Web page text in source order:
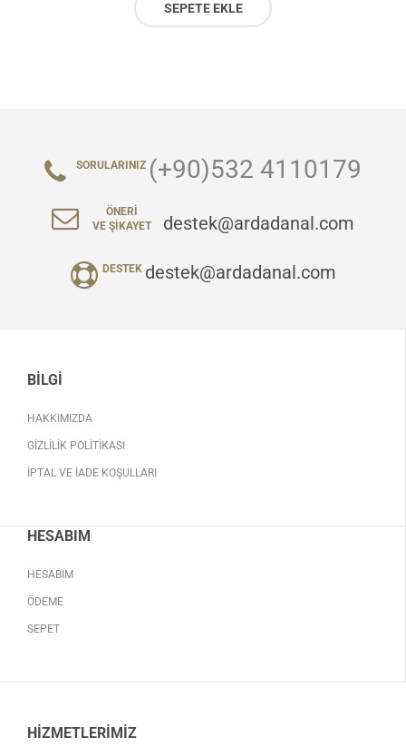
SEPETE EKLE
SORULARINIZ (+90)532 4110179
ÖNERI
VE ŞIKAYET
destek@ardadanal.com
DESTEK destek@ardadanal.com
BILGI
HAKKIMIZDA
GIZLILIK POLITIKASI
İPTAL VE İADE KOŞULLARI
HESABIM
HESABIM
ÖDEME
SEPET
HIZMETLERIMIZ